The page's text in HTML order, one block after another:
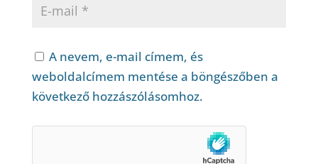
A nevem, e-mail címem, és
weboldalcímem mentése a böngészőben a
következő hozzászólásomhoz.